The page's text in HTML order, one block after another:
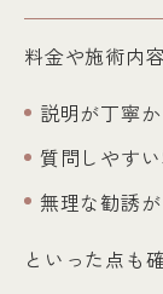
料金や施術内
説明が丁寧か
質問しやす
無理な勧誘
といった点も